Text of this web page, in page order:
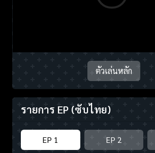
ตัวเล่นหลัก
รายการ EP (ซับไทย)
EP 1 EP 2